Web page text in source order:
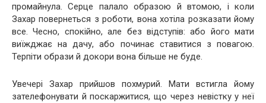
промайнула. Серце палало образою й втомою, і коли
Захар повернеться з роботи, вона хотіла розказати йому
все. Чесно, спокійно, але без відступів: або його мати
виїжджає на дачу, або починає ставитися з повагою.
Терпіти образи й докори вона більше не буде.
Увечері Захар прийшов похмурий. Мати встигла йому
зателефонувати й поскаржитися, що через невістку у неї